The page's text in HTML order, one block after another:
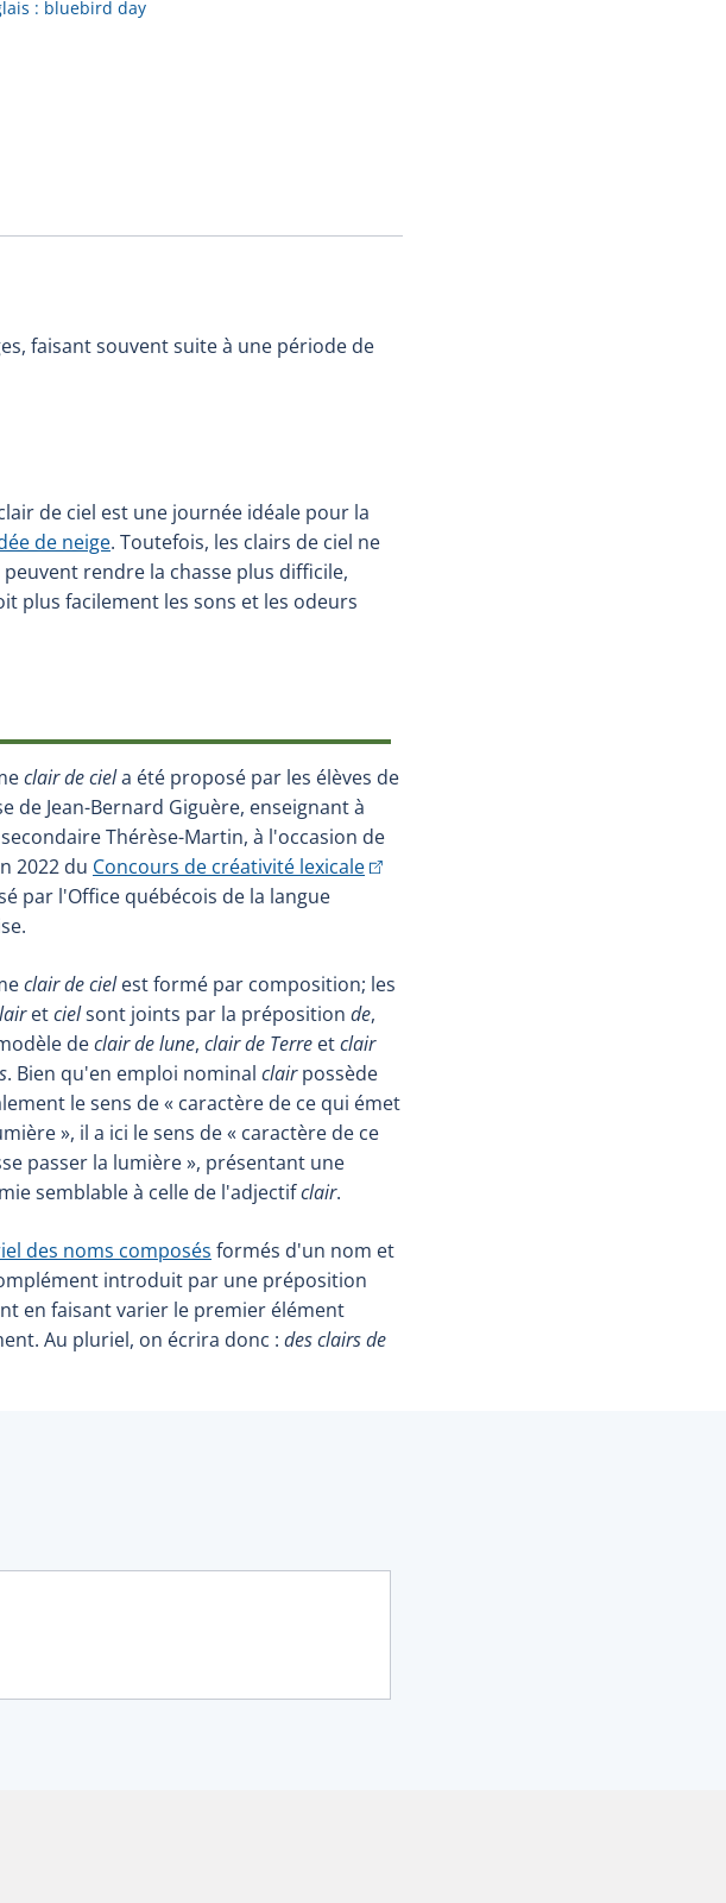
à la fiche en
: bluebird day
faisant souvent suite à une période de
de ciel est une journée idéale pour la
de neige. Toutefois, les clairs de ciel ne
peuvent rendre la chasse plus difficile,
plus facilement les sons et les odeurs
clair de ciela été proposé par les élèves de
de Jean-Bernard Giguère, enseignant à
Thérèse-Martin, à l'occasion de
2022 du Concours de créativité lexicale(Cet hyperlien externe s'ouvrira dans
par l'Office québécois de la langue
clair de cielest formé par composition; les
etcielsont joints par la préposition de,
declair de lune, clair de Terre etclair
. Bien qu'en emploi nominal clairpossède
le sens de « caractère de ce qui émet
», il a ici le sens de « caractère de ce
passer la lumière », présentant une
semblable à celle de l'adjectifclair.
des noms composés formés d'un nom et
introduit par une préposition
en faisant varier le premier élément
Au pluriel, on écrira donc : des clairs de